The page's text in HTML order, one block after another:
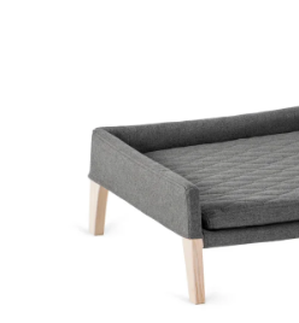
OUTLET
SKLADOVKY